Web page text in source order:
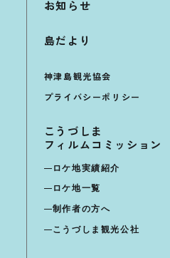
お知らせ
島だより
神津島観光協会
プライバシーポリシー
こうづしま
フィルムコミッション
ロケ地実績紹介
ロケ地一覧
制作者の方へ
こうづしま観光公社